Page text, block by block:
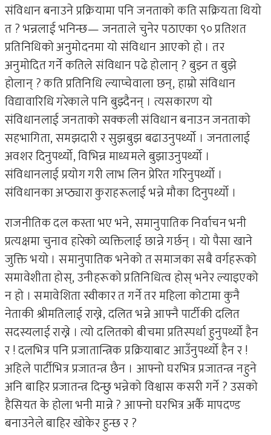
संविधान बनाउने प्रक्रियामा पनि जनताको कति सक्रियता थियो
त ? भन्नलाई भनिन्छ— जनताले चुनेर पठाएका ९० प्रतिशत
प्रतिनिधिको अनुमोदनमा यो संविधान आएको हो । तर
अनुमोदित गर्ने कतिले संविधान पढे होलान् ? बुझ्न त बुझे
होलान् ? कति प्रतिनिधि ल्याप्चेवाला छन्, हाम्रो संविधान
विद्यावारिधि गरेकाले पनि बुझ्दैनन् । त्यसकारण यो
संविधानलाई जनताको सक्कली संविधान बनाउन जनताको
सहभागिता, समझदारी र सुझबुझ बढाउनुपर्थ्यो । जनतालाई
अवशर दिनुपर्थ्यो, विभिन्न माध्यमले बुझाउनुपर्थ्यो ।
संविधानलाई प्रयोग गरी लाभ लिन प्रेरित गरिनुपर्थ्यो ।
संविधानका अप्ठ्यारा कुराहरूलाई भन्ने मौका दिनुपर्थ्यो ।
राजनीतिक दल कस्ता भए भने, समानुपातिक निर्वाचन भनी
प्रत्यक्षमा चुनाव हारेको व्यक्तिलाई छान्ने गर्छन् । यो पैसा खाने
जुक्ति भयो । समानुपातिक भनेको त समाजका सबै वर्गहरूको
समावेशीता होस्, उनीहरूको प्रतिनिधित्व होस् भनेर ल्याइएको
न हो । समावेशिता स्वीकार त गर्ने तर महिला कोटामा कुनै
नेताकी श्रीमतिलाई राख्ने, दलित भन्ने आफ्नै पार्टीकी दलित
सदस्यलाई राख्ने । त्यो दलितको बीचमा प्रतिस्पर्धा हुनुपर्थ्यो हैन
र ! दलभित्र पनि प्रजातान्त्रिक प्रक्रियाबाट आउँनुपर्थ्यो हैन र !
अहिले पार्टीभित्र प्रजातन्त्र छैन । आफ्नो घरभित्र प्रजातन्त्र नहुने
अनि बाहिर प्रजातन्त्र दिन्छु भन्नेको विश्वास कसरी गर्ने ? उसको
हैसियत के होला भनी मान्ने ? आफ्नो घरभित्र अर्कै मापदण्ड
बनाउनेले बाहिर खोकेर हुन्छ र ?